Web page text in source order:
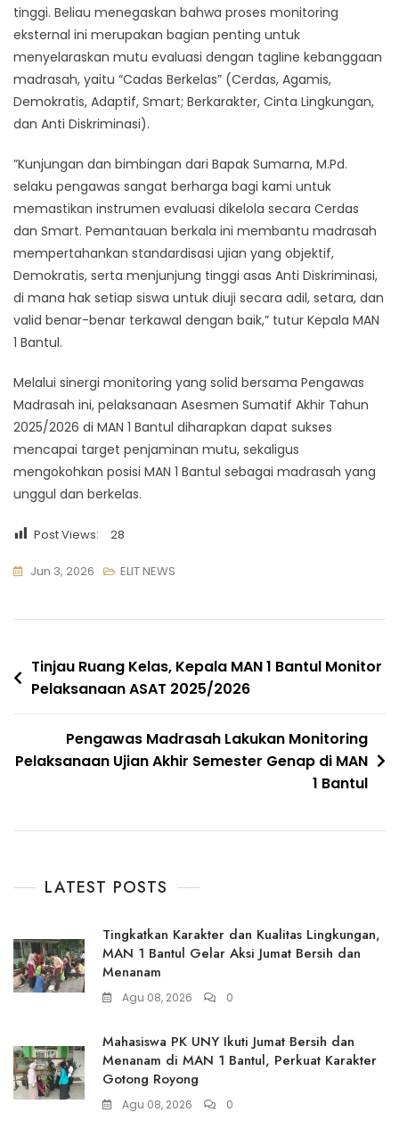
tinggi. Beliau menegaskan bahwa proses monitoring
eksternal ini merupakan bagian penting untuk
menyelaraskan mutu evaluasi dengan tagline kebanggaan
madrasah, yaitu “Cadas Berkelas” (Cerdas, Agamis,
Demokratis, Adaptif, Smart; Berkarakter, Cinta Lingkungan,
dan Anti Diskriminasi).
​”Kunjungan dan bimbingan dari Bapak Sumarna, M.Pd.
selaku pengawas sangat berharga bagi kami untuk
memastikan instrumen evaluasi dikelola secara Cerdas
dan Smart. Pemantauan berkala ini membantu madrasah
mempertahankan standardisasi ujian yang objektif,
Demokratis, serta menjunjung tinggi asas Anti Diskriminasi,
di mana hak setiap siswa untuk diuji secara adil, setara, dan
valid benar-benar terkawal dengan baik,” tutur Kepala MAN
1 Bantul.
Melalui sinergi monitoring yang solid bersama Pengawas
Madrasah ini, pelaksanaan Asesmen Sumatif Akhir Tahun
2025/2026 di MAN 1 Bantul diharapkan dapat sukses
mencapai target penjaminan mutu, sekaligus
mengokohkan posisi MAN 1 Bantul sebagai madrasah yang
unggul dan berkelas.
Post Views: 28
Jun 3, 2026 ELIT NEWS
Navigasi
pos
Tinjau Ruang Kelas, Kepala MAN 1 Bantul Monitor
Pelaksanaan ASAT 2025/2026
Pengawas Madrasah Lakukan Monitoring
Pelaksanaan Ujian Akhir Semester Genap di MAN
1 Bantul
LATEST POSTS
Tingkatkan Karakter dan Kualitas Lingkungan,
MAN 1 Bantul Gelar Aksi Jumat Bersih dan
Menanam
Agu 08, 2026 0
Mahasiswa PK UNY Ikuti Jumat Bersih dan
Menanam di MAN 1 Bantul, Perkuat Karakter
Gotong Royong
Agu 08, 2026 0